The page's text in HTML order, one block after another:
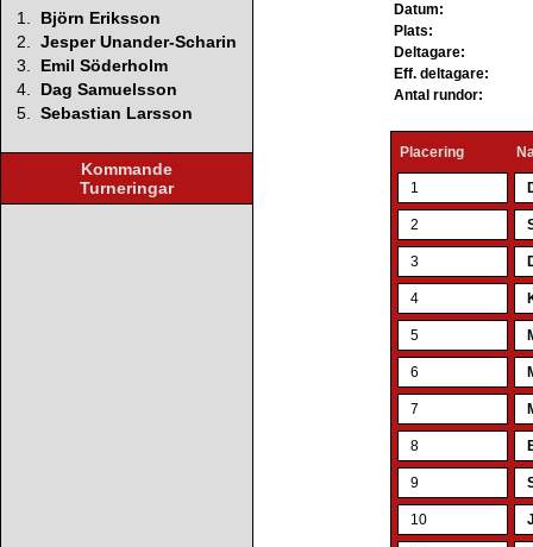
1.
Björn Eriksson
2. Jesper Unander-Scharin
3.
Emil Söderholm
4.
Dag Samuelsson
5. Sebastian Larsson
Kommande
Turneringar
Datum:
Plats:
Deltagare:
Eff. deltagare:
Antal rundor:
Placering
1
2
3
4
5
6
7
8
9
10